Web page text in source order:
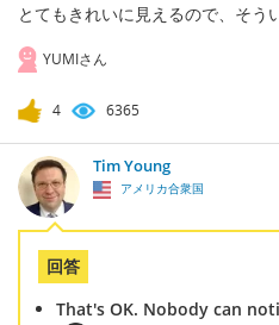
とてもきれいに見えるので、そう
YUMIさん
4 6365
Tim Young
アメリカ合衆国
回答
That's OK. Nobody can